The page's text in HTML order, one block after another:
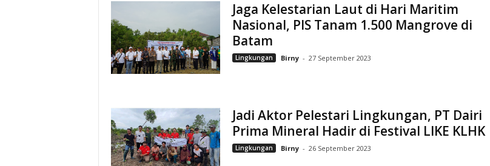
Jaga Kelestarian Laut di Hari Maritim
Nasional, PIS Tanam 1.500 Mangrove di
Batam
Lingkungan Birny - 27 September 2023
Jadi Aktor Pelestari Lingkungan, PT Dairi
Prima Mineral Hadir di Festival LIKE KLHK
Lingkungan Birny - 26 September 2023